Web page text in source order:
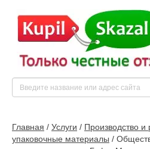
Главная / Услуги / Производство
упаковочные материалы /